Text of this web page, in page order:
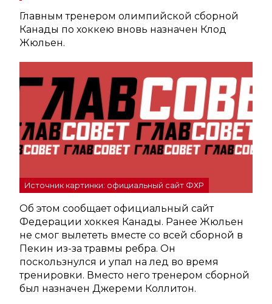
Главным тренером олимпийской сборной
Канады по хоккею вновь назначен Клод
Жюльен.
Источник картинки: официальный сайт ФХР
Об этом сообщает официальный сайт
Федерации хоккея Канады. Ранее Жюльен
не смог вылететь вместе со всей сборной в
Пекин из-за травмы ребра. Он
поскользнулся и упал на лед во время
тренировки. Вместо него тренером сборной
был назначен Джереми Коллитон.